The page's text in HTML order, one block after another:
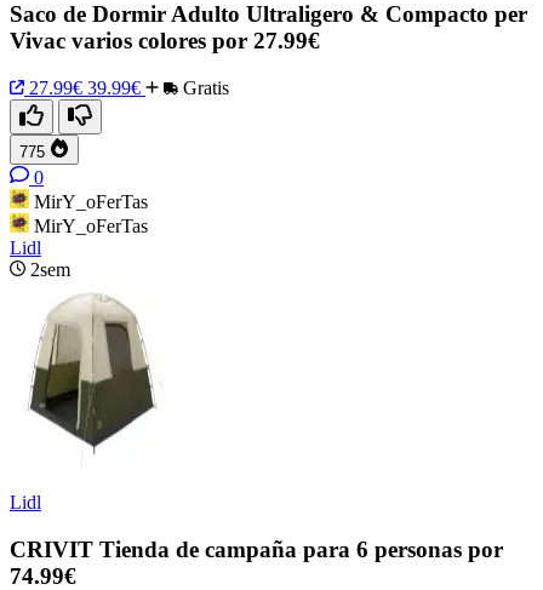
Saco de Dormir Adulto Ultraligero & Compacto per
Vivac varios colores por 27.99€
27.99€ 39.99€ Gratis
775
0
MirY_oFerTas
MirY_oFerTas
Lidl
2sem
Lidl
CRIVIT Tienda de campaña para 6 personas por
74.99€